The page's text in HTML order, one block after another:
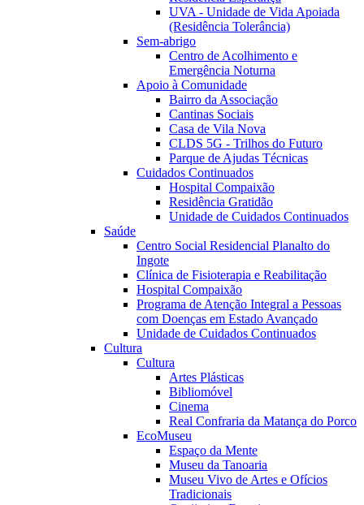
UVA - Unidade de Vida Apoiada
(Residência Tolerância)
Sem-abrigo
Centro de Acolhimento e
Emergência Noturna
Apoio à Comunidade
Bairro da Associação
Cantinas Sociais
Casa de Vila Nova
CLDS 5G - Trilhos do Futuro
Parque de Ajudas Técnicas
Cuidados Continuados
Hospital Compaixão
Residência Gratidão
Unidade de Cuidados Continuados
Saúde
Centro Social Residencial Planalto do
Ingote
Clínica de Fisioterapia e Reabilitação
Hospital Compaixão
Programa de Atenção Integral a Pessoas
com Doenças em Estado Avançado
Unidade de Cuidados Continuados
Cultura
Cultura
Artes Plásticas
Bibliomóvel
Cinema
Real Confraria da Matança do Porco
EcoMuseu
Espaço da Mente
Museu da Tanoaria
Museu Vivo de Artes e Ofícios
Tradicionais